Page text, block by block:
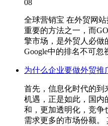
08
全球营销宝 在外贸网
重要的方法之一，而
擎市场，是外贸人必做
Google中的排名不可忽
为什么企业要做外贸推
首先，信息化时代的到
机遇，正是如此，国内
和，更加透明化，竞争
需求更多的市场份额。